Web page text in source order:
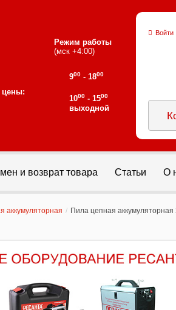
цены:
Режим работы
(мск +4:00)
900 - 1800
1000 - 1500
выходной
Войти
и возврат товара Статьи О
аккумуляторная / Пила цепная